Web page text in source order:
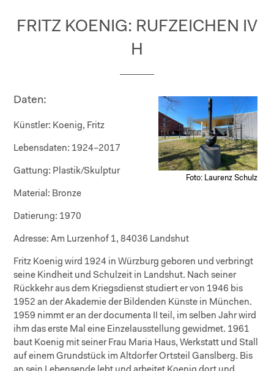
FRITZ KOENIG: RUFZEICHEN IV
H
Foto: Laurenz Schulz
Daten:
Künstler: Koenig, Fritz
Lebensdaten: 1924–2017
Gattung: Plastik/Skulptur
Material: Bronze
Datierung: 1970
Adresse: Am Lurzenhof 1, 84036 Landshut
Fritz Koenig wird 1924 in Würzburg geboren und verbringt
seine Kindheit und Schulzeit in Landshut. Nach seiner
Rückkehr aus dem Kriegsdienst studiert er von 1946 bis
1952 an der Akademie der Bildenden Künste in München.
1959 nimmt er an der documenta II teil, im selben Jahr wird
ihm das erste Mal eine Einzelausstellung gewidmet. 1961
baut Koenig mit seiner Frau Maria Haus, Werkstatt und Stall
auf einem Grundstück im Altdorfer Ortsteil Ganslberg. Bis